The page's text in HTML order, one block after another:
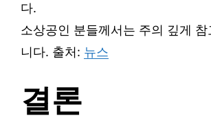
다.
소상공인 분들께서는 주의 깊게
니다. 출처: 뉴스
결론